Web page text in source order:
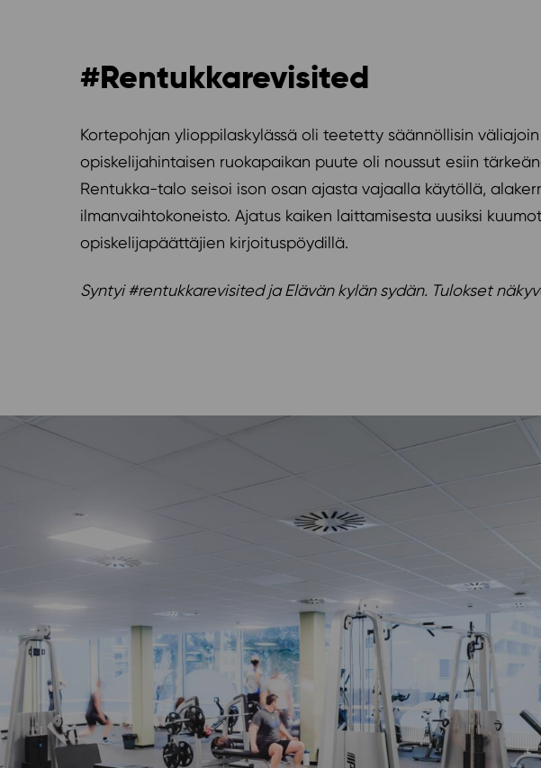
#Rentukkarevisited
Kortepohjan ylioppilaskylässä oli teetetty säännöllisin
opiskelijahintaisen ruokapaikan puute oli noussut esiin
Rentukka-talo seisoi ison osan ajasta vajaalla käytöllä,
ilmanvaihtokoneisto. Ajatus kaiken laittamisesta uusiksi
opiskelijapäättäjien kirjoituspöydillä.
Syntyi #rentukkarevisited ja Elävän kylän sydän. Tulokset